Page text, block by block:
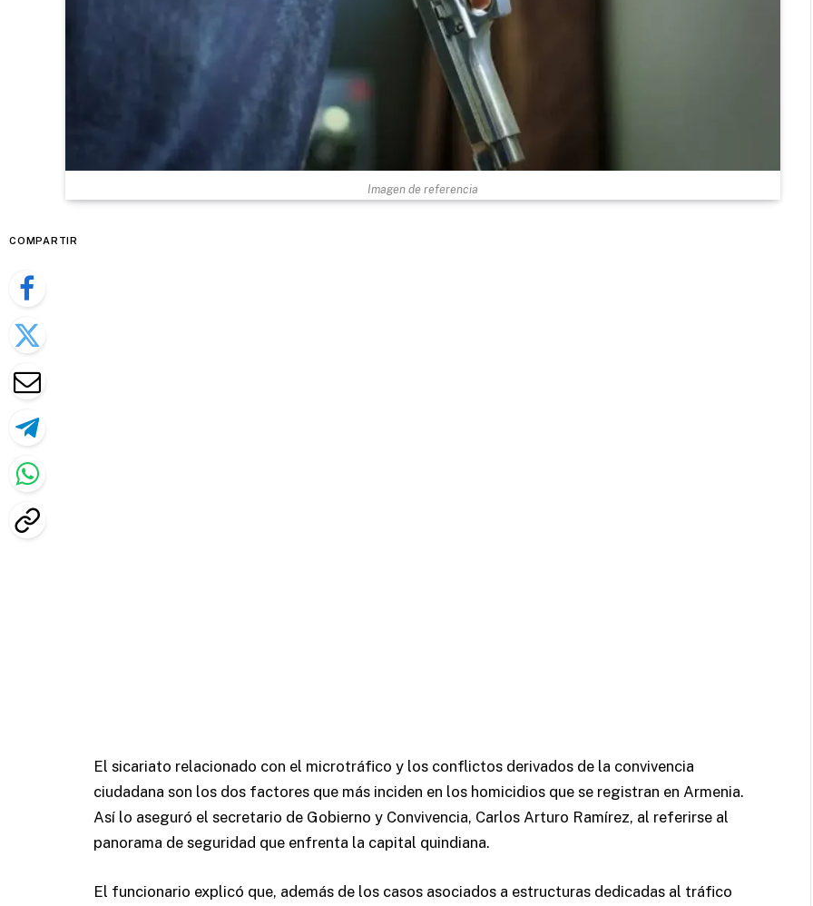
Imagen de referencia
COMPARTIR
El sicariato relacionado con el microtráfico y los conflictos derivados de la convivencia
ciudadana son los dos factores que más inciden en los homicidios que se registran en Armenia.
Así lo aseguró el secretario de Gobierno y Convivencia, Carlos Arturo Ramírez, al referirse al
panorama de seguridad que enfrenta la capital quindiana.
El funcionario explicó que, además de los casos asociados a estructuras dedicadas al tráfico